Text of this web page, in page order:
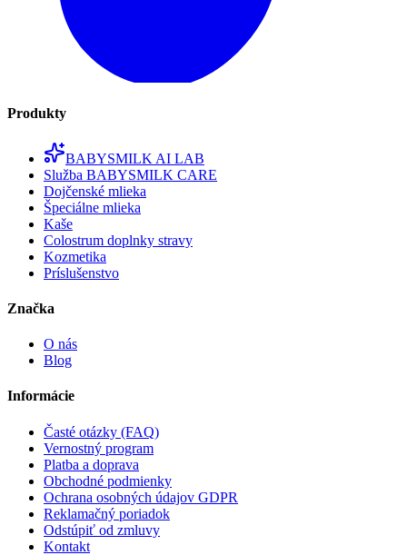
Produkty
BABYSMILK AI LAB
Služba BABYSMILK CARE
Dojčenské mlieka
Špeciálne mlieka
Kaše
Colostrum doplnky stravy
Kozmetika
Príslušenstvo
Značka
O nás
Blog
Informácie
Časté otázky (FAQ)
Vernostný program
Platba a doprava
Obchodné podmienky
Ochrana osobných údajov GDPR
Reklamačný poriadok
Odstúpiť od zmluvy
Kontakt